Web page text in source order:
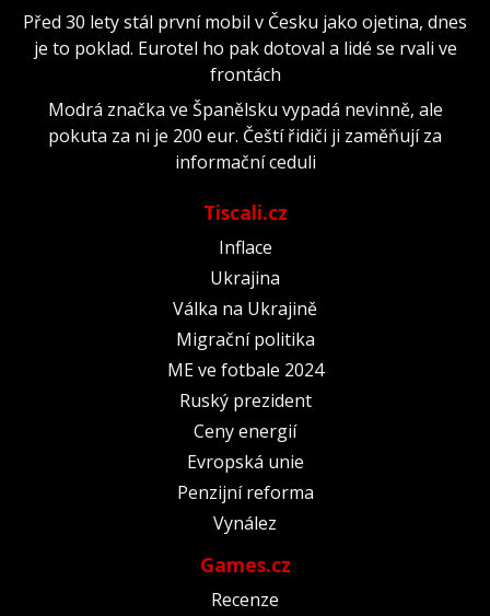
Před 30 lety stál první mobil v Česku jako ojetina, dnes
je to poklad. Eurotel ho pak dotoval a lidé se rvali ve
frontách
Modrá značka ve Španělsku vypadá nevinně, ale
pokuta za ni je 200 eur. Čeští řidiči ji zaměňují za
informační ceduli
Tiscali.cz
Inflace
Ukrajina
Válka na Ukrajině
Migrační politika
ME ve fotbale 2024
Ruský prezident
Ceny energií
Evropská unie
Penzijní reforma
Vynález
Games.cz
Recenze